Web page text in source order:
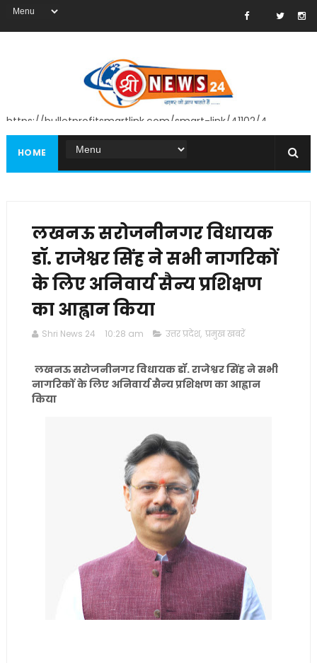
https://bulletprofitsmartlink.com/smart-link/41102/4
HOME
लखनऊ सरोजनीनगर विधायक
डॉ. राजेश्वर सिंह ने सभी नागरिकों
के लिए अनिवार्य सैन्य प्रशिक्षण
का आह्वान किया
Shri News 24 10:28 am उत्तर प्रदेश, प्रमुख खबरें
लखनऊ सरोजनीनगर विधायक डॉ. राजेश्वर सिंह ने सभी
नागरिकों के लिए अनिवार्य सैन्य प्रशिक्षण का आह्वान
किया